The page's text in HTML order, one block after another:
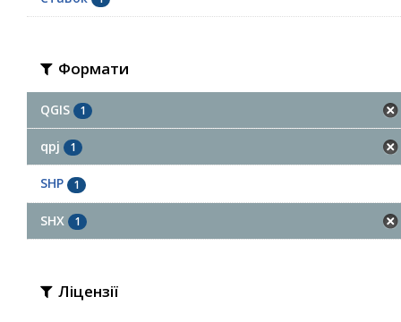
Формати
QGIS 1
qpj 1
SHP 1
SHX 1
Ліцензії